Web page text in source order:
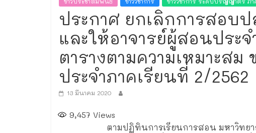
ประกาศ ยกเลิกการสอบ
และให้อาจารย์ผู้สอนประ
ตารางตามความเหมาะส
ประจำภาคเรียนที่ 2/2562
13 มีนาคม 2020
9,457 Views
ตามปฏิทินการเรียนการสอน มหาวิทยาลัย